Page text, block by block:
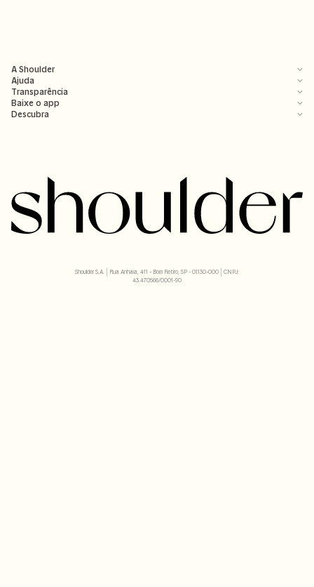
A Shoulder
Ajuda
Transparência
Baixe o app
Descubra
Shoulder S.A. | Rua Anhaia, 411 - Bom Retiro, SP - 01130-000 | CNPJ:
43.470566/0001-90